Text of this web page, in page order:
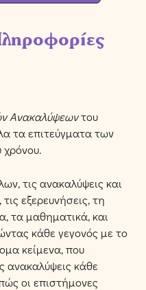
Aνακαλύψεωντου
τα επιτεύγματα των
τις ανακαλύψεις και
εξερευνήσεις, τη
τα μαθηματικά, και
κάθε γεγονός με το
κείμενα, που
ανακαλύψεις κάθε
οι επιστήμονες